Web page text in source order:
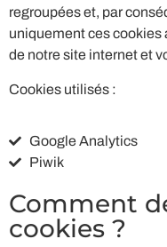
regroupées et, par
uniquement ces cookies
de notre site internet et
Cookies utilisés :
Google Analytics
Piwik
Comment
cookies ?